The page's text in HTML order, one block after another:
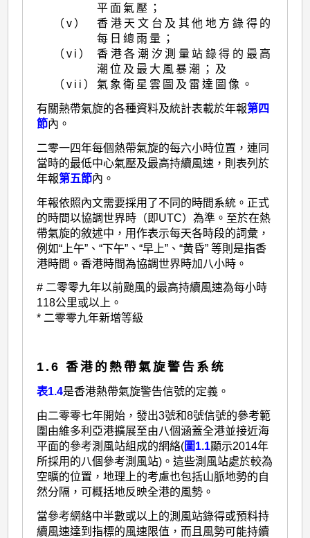
平面氣壓；
（v）
香港天文台及其他地方錄得的
每日總雨量；
（vi）
香港各潮汐測量站錄得的最高
潮位及最大風暴潮；及
（vii）氣象衛星雲圖及雷達圖像。
有關熱帶氣旋的各種資料及統計表載於年報第四
節內。
二零一四年每個熱帶氣旋的每六小時位置，連同
當時的最低中心氣壓及最高持續風速，則表列於
年報第五節內。
年報依照內文需要採用了不同的時間系統。正式
的時間以協調世界時（即UTC）為準。至於在熱
帶氣旋的敘述中，用作表示每天各時段的詞彙，
例如“上午”、“下午”、“早上”、“黄昏” 等則是指香
港時間。香港時間為協調世界時加八小時。
# 二零零九年以前颱風的最高持續風速為每小時
118公里或以上。
* 二零零九年新增等級
1.6 香港的熱帶氣旋警告系统
表1.4是香港熱帶氣旋警告信號的定義。
由二零零七年開始，發出3號和8號信號的參考範
圍由維多利亞港擴展至由八個涵蓋全港並接近海
平面的參考測風站組成的網絡(圖1.1顯示2014年
所採用的八個參考測風站)。這些測風站處於較為
空曠的位置，地理上的考慮也包括山脈地勢的自
然分隔，可概括地反映全港的風勢。
當參考網絡中半數或以上的測風站錄得或預料持
續風速達到指標的風速限值，而且風勢可能持續